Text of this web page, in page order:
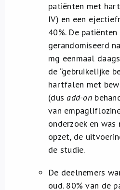
patiënten met
IV) en een
40%. De patiënten
gerandomiseerd
mg eenmaal
de “gebruikelijke
hartfalen met
(dusadd-on
van
onderzoek en
opzet, de
de studie.
De deelnemers
oud. 80% van de